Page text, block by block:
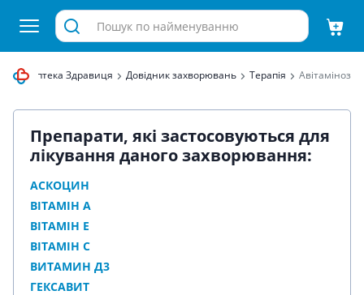
аптека Здравиця Довідник захворювань Терапія Авітаміноз
Препарати, які застосовуються для
лікування даного захворювання:
АСКОЦИН
ВІТАМІН А
ВІТАМІН Е
ВІТАМІН С
ВИТАМИН Д3
ГЕКСАВИТ